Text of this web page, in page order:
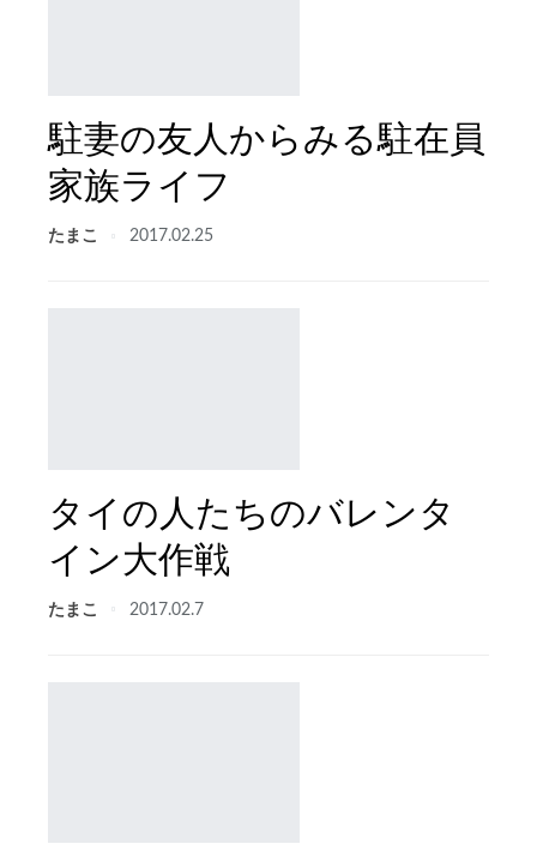
駐妻の友人からみる駐在員
家族ライフ
たまこ 2017.02.25
タイの人たちのバレンタ
イン大作戦
たまこ 2017.02.7